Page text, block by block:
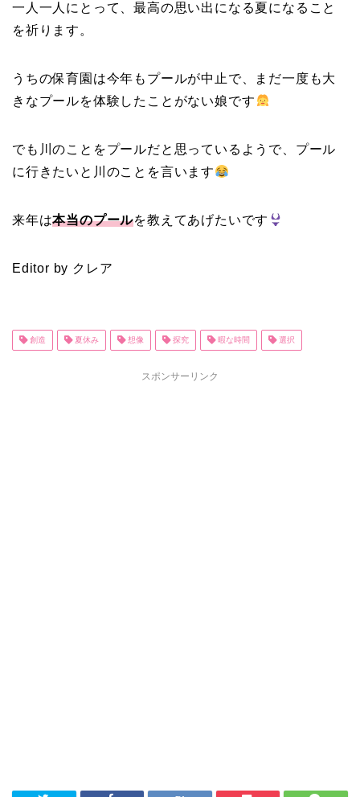
一人一人にとって、最高の思い出になる夏になること
を祈ります。
うちの保育園は今年もプールが中止で、まだ一度も大
きなプールを体験したことがない娘です
でも川のことをプールだと思っているようで、プール
に行きたいと川のことを言います
来年は本当のプールを教えてあげたいです
Editor by クレア
創造 夏休み 想像 探究 暇な時間 選択
スポンサーリンク